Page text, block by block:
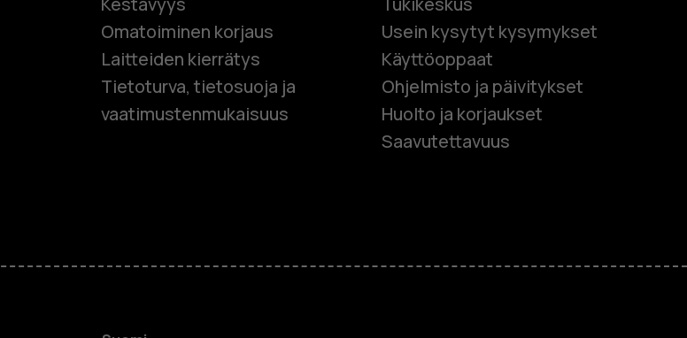
Älypuhelimet
Perinteiset puhelimet
HMD Terra M
Omatoiminen korjaus
Laitteiden kierrätys
Tietoturva, tietosuoja ja
vaatimustenmukaisuus
Usein kysytyt kysymykset
Käyttöoppaat
Ohjelmisto ja päivitykset
Huolto ja korjaukset
Saavutettavuus